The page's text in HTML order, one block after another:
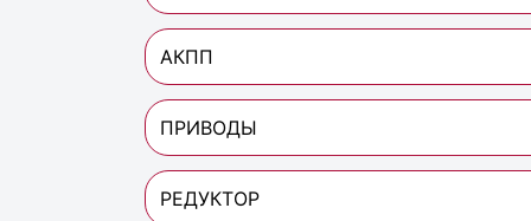
АКПП
ПРИВОДЫ
РЕДУКТОР